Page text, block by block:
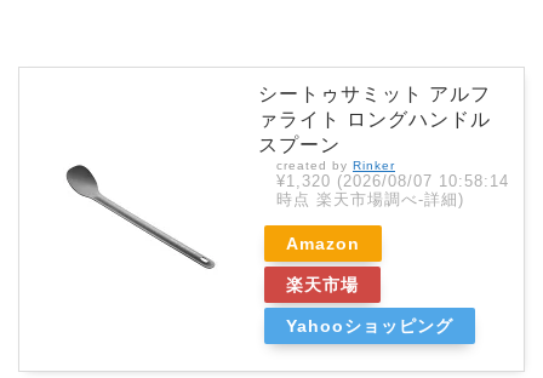
シートゥサミット アルフ
ァライト ロングハンドル
スプーン
created by Rinker
¥1,320 (2026/08/07 10:58:14
時点 楽天市場調べ-詳細)
Amazon
楽天市場
Yahooショッピング